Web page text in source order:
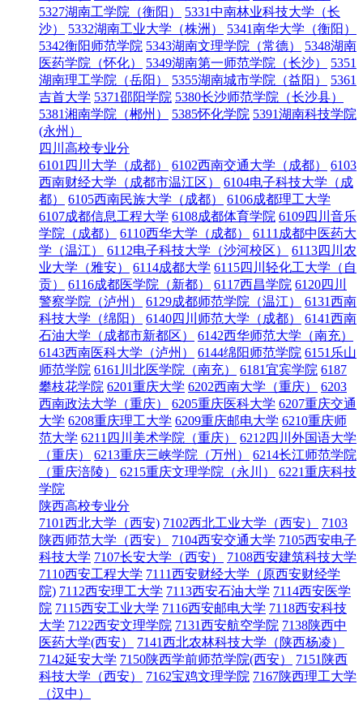
5327湖南工学院（衡阳）
5331中南林业科技大学（长
沙）
5332湖南工业大学（株洲）
5341南华大学（衡阳）
5342衡阳师范学院 5343湖南文理学院（常德）
5348湖南
医药学院（怀化）
5349湖南第一师范学院（长沙）
5351
湖南理工学院（岳阳）
5355湖南城市学院（益阳）
5361
吉首大学 5371邵阳学院 5380长沙师范学院（长沙县）
5381湘南学院（郴州）
5385怀化学院 5391湖南科技学院
(永州）
四川高校专业分
6101四川大学（成都）
6102西南交通大学（成都）
6103
西南财经大学（成都市温江区）
6104电子科技大学（成
都）
6105西南民族大学（成都）
6106成都理工大学
6107成都信息工程大学 6108成都体育学院 6109四川音乐
学院（成都）
6110西华大学（成都）
6111成都中医药大
学（温江）
6112电子科技大学（沙河校区）
6113四川农
业大学（雅安）
6114成都大学 6115四川轻化工大学（自
贡）
6116成都医学院（新都） 6117西昌学院 6120四川
警察学院（泸州）
6129成都师范学院（温江）
6131西南
科技大学（绵阳）
6140四川师范大学（成都）
6141西南
石油大学（成都市新都区）
6142西华师范大学（南充）
6143西南医科大学（泸州）
6144绵阳师范学院 6151乐山
师范学院 6161川北医学院（南充） 6181宜宾学院 6187
攀枝花学院 6201重庆大学 6202西南大学（重庆）
6203
西南政法大学（重庆）
6205重庆医科大学 6207重庆交通
大学 6208重庆理工大学 6209重庆邮电大学 6210重庆师
范大学 6211四川美术学院（重庆）
6212四川外国语大学
（重庆）
6213重庆三峡学院（万州）
6214长江师范学院
（重庆涪陵）
6215重庆文理学院（永川）
6221重庆科技
学院
陕西高校专业分
7101西北大学（西安) 7102西北工业大学（西安）
7103
陕西师范大学（西安）
7104西安交通大学 7105西安电子
科技大学 7107长安大学（西安）
7108西安建筑科技大学
7110西安工程大学 7111西安财经大学（原西安财经学
院) 7112西安理工大学 7113西安石油大学 7114西安医学
院 7115西安工业大学 7116西安邮电大学 7118西安科技
大学 7122西安文理学院 7131西安航空学院 7138陕西中
医药大学(西安）
7141西北农林科技大学（陕西杨凌）
7142延安大学 7150陕西学前师范学院(西安）
7151陕西
科技大学（西安）
7162宝鸡文理学院 7167陕西理工大学
（汉中）